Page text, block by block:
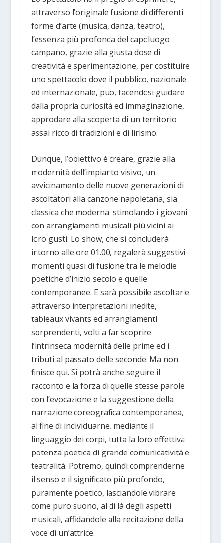
attraverso l’originale fusione di differenti
forme d’arte (musica, danza, teatro),
l’essenza più profonda del capoluogo
campano, grazie alla giusta dose di
creatività e sperimentazione, per costituire
uno spettacolo dove il pubblico, nazionale
ed internazionale, può, facendosi guidare
dalla propria curiosità ed immaginazione,
approdare alla scoperta di un territorio
assai ricco di tradizioni e di lirismo.
Dunque, l’obiettivo è creare, grazie alla
modernità dell’impianto visivo, un
avvicinamento delle nuove generazioni di
ascoltatori alla canzone napoletana, sia
classica che moderna, stimolando i giovani
con arrangiamenti musicali più vicini ai
loro gusti. Lo show, che si concluderà
intorno alle ore 01.00, regalerà suggestivi
momenti quasi di fusione tra le melodie
poetiche d’inizio secolo e quelle
contemporanee. E sarà possibile ascoltarle
attraverso interpretazioni inedite,
tableaux vivants ed arrangiamenti
sorprendenti, volti a far scoprire
l’intrinseca modernità delle prime ed i
tributi al passato delle seconde. Ma non
finisce qui. Si potrà anche seguire il
racconto e la forza di quelle stesse parole
con l’evocazione e la suggestione della
narrazione coreografica contemporanea,
al fine di individuarne, mediante il
linguaggio dei corpi, tutta la loro effettiva
potenza poetica di grande comunicatività e
teatralità. Potremo, quindi comprenderne
il senso e il significato più profondo,
puramente poetico, lasciandole vibrare
come puro suono, al di là degli aspetti
musicali, affidandole alla recitazione della
voce di un’attrice.